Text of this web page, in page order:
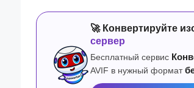
🚀 Конвертируйте
сервер
Бесплатный сервис
AVIF в нужный формат